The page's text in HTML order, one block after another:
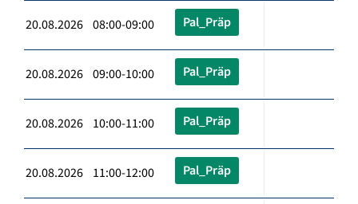
20.08.2026 08:00-09:00 Pal_Präp
20.08.2026 09:00-10:00 Pal_Präp
20.08.2026 10:00-11:00 Pal_Präp
20.08.2026 11:00-12:00 Pal_Präp